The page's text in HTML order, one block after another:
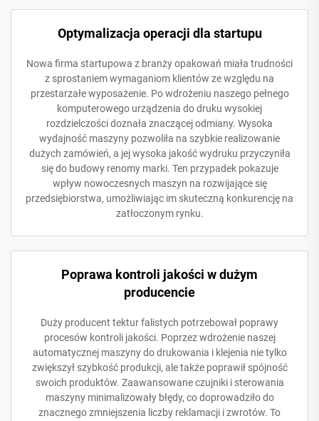
Optymalizacja operacji dla startupu
Nowa firma startupowa z branży opakowań miała trudności
z sprostaniem wymaganiom klientów ze względu na
przestarzałe wyposażenie. Po wdrożeniu naszego pełnego
komputerowego urządzenia do druku wysokiej
rozdzielczości doznała znaczącej odmiany. Wysoka
wydajność maszyny pozwoliła na szybkie realizowanie
dużych zamówień, a jej wysoka jakość wydruku przyczyniła
się do budowy renomy marki. Ten przypadek pokazuje
wpływ nowoczesnych maszyn na rozwijające się
przedsiębiorstwa, umożliwiając im skuteczną konkurencję na
zatłoczonym rynku.
Poprawa kontroli jakości w dużym
producencie
Duży producent tektur falistych potrzebował poprawy
procesów kontroli jakości. Poprzez wdrożenie naszej
automatycznej maszyny do drukowania i klejenia nie tylko
zwiększył szybkość produkcji, ale także poprawił spójność
swoich produktów. Zaawansowane czujniki i sterowania
maszyny minimalizowały błędy, co doprowadziło do
znacznego zmniejszenia liczby reklamacji i zwrotów. To